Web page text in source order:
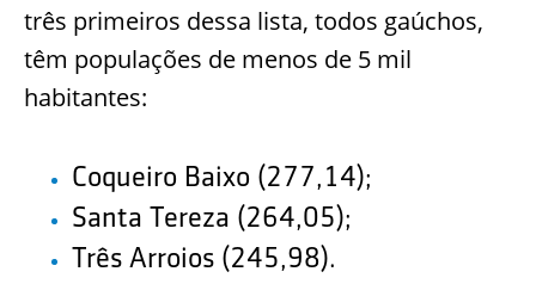
três primeiros dessa lista, todos gaúchos,
têm populações de menos de 5 mil
habitantes:
Coqueiro Baixo (277,14);
Santa Tereza (264,05);
Três Arroios (245,98).